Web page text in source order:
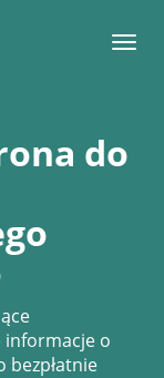
do
o
bezpłatnie